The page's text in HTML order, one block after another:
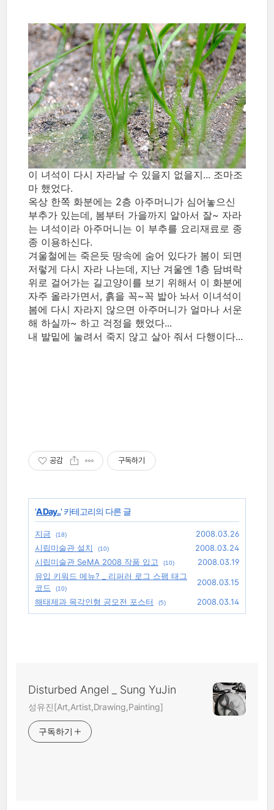
이 녀석이 다시 자라날 수 있을지 없을지... 조마조
마 했었다.
옥상 한쪽 화분에는 2층 아주머니가 심어놓으신
부추가 있는데, 봄부터 가을까지 알아서 잘~ 자라
는 녀석이라 아주머니는 이 부추를 요리재료로 종
종 이용하신다.
겨울철에는 죽은듯 땅속에 숨어 있다가 봄이 되면
저렇게 다시 자라 나는데, 지난 겨울엔 1층 담벼락
위로 걸어가는 길고양이를 보기 위해서 이 화분에
자주 올라가면서, 흙을 꼭~꼭 밟아 놔서 이녀석이
봄에 다시 자라지 않으면 아주머니가 얼마나 서운
해 하실까~ 하고 걱정을 했었다...
내 발밑에 눌려서 죽지 않고 살아 줘서 다행이다...
공감 구독하기
'A Day..' 카테고리의 다른 글
지금 (18)
2008.03.26
시립미술관 설치
(10)
2008.03.24
시립미술관 SeMA 2008 작품 입고
(10)
2008.03.19
유입 키워드 메뉴? _ 리퍼러 로그 스팸 태그
코드
(10)
2008.03.15
해태제과 목각인형 공모전 포스터
(5) 2008.03.14
Disturbed Angel _ Sung YuJin
성유진[Art,Artist,Drawing,Painting]
구독하기